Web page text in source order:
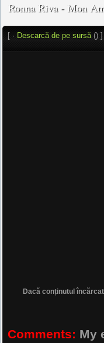
Ronna Riva - Mon
[ · Descarcă de pe sursă() ]
Dacă conținutul
Comments: My